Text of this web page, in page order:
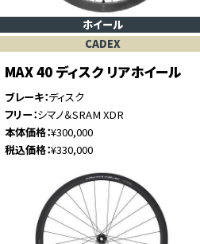
ホイール
CADEX
MAX 40 ディスク リアホイール
ブレーキ ディスク
フリー シマノ＆SRAM XDR
本体価格 ¥300,000
税込価格 ¥330,000